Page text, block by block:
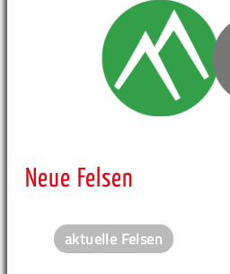
Neue Felsen
aktuelle Felsen